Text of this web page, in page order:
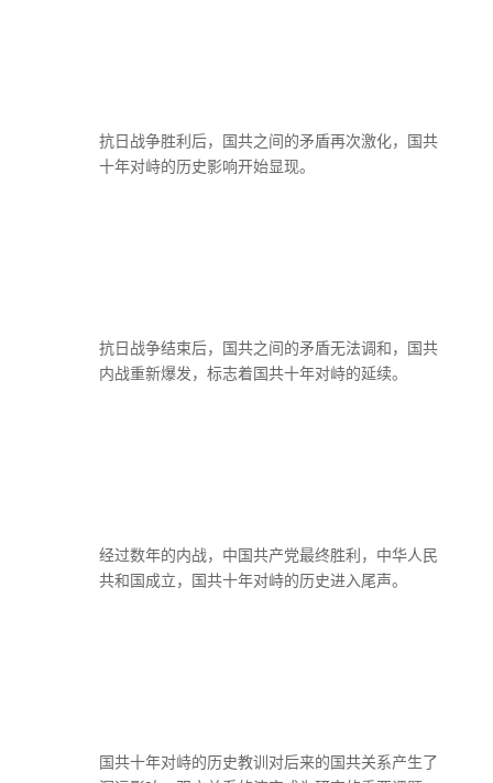
抗日战争胜利后，国共之间的矛盾再次激化，国共
十年对峙的历史影响开始显现。
抗日战争结束后，国共之间的矛盾无法调和，国共
内战重新爆发，标志着国共十年对峙的延续。
经过数年的内战，中国共产党最终胜利，中华人民
共和国成立，国共十年对峙的历史进入尾声。
国共十年对峙的历史教训对后来的国共关系产生了